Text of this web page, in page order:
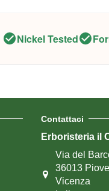
Nickel Tested
Contattaci
Erboristeria il
Via del
36013
Vicenza